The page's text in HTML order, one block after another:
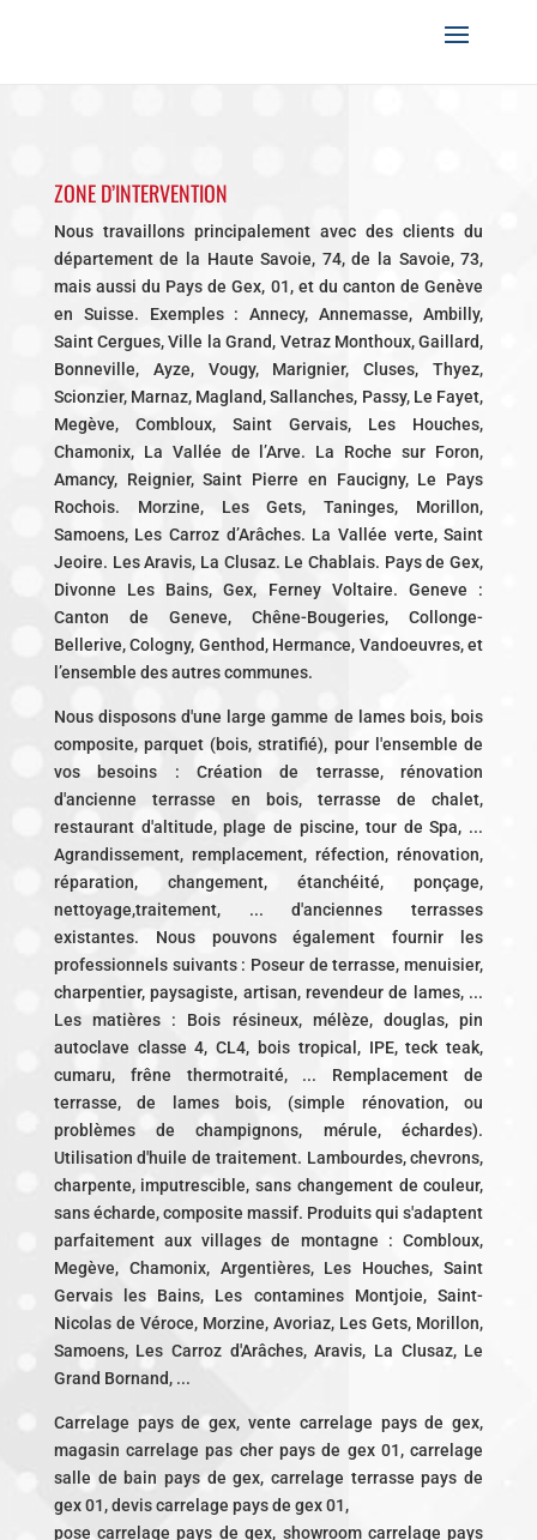
ZONE D’INTERVENTION
Nous travaillons principalement avec des clients du
département de la Haute Savoie, 74, de la Savoie, 73,
mais aussi du Pays de Gex, 01, et du canton de Genève
en Suisse. Exemples : Annecy, Annemasse, Ambilly,
Saint Cergues, Ville la Grand, Vetraz Monthoux, Gaillard,
Bonneville, Ayze, Vougy, Marignier, Cluses, Thyez,
Scionzier, Marnaz, Magland, Sallanches, Passy, Le Fayet,
Megève, Combloux, Saint Gervais, Les Houches,
Chamonix, La Vallée de l’Arve. La Roche sur Foron,
Amancy, Reignier, Saint Pierre en Faucigny, Le Pays
Rochois. Morzine, Les Gets, Taninges, Morillon,
Samoens, Les Carroz d’Arâches. La Vallée verte, Saint
Jeoire. Les Aravis, La Clusaz. Le Chablais. Pays de Gex,
Divonne Les Bains, Gex, Ferney Voltaire. Geneve :
Canton de Geneve, Chêne-Bougeries, Collonge-
Bellerive, Cologny, Genthod, Hermance, Vandoeuvres, et
l’ensemble des autres communes.
Nous disposons d'une large gamme de lames bois, bois
composite, parquet (bois, stratifié), pour l'ensemble de
vos besoins : Création de terrasse, rénovation
d'ancienne terrasse en bois, terrasse de chalet,
restaurant d'altitude, plage de piscine, tour de Spa, ...
Agrandissement, remplacement, réfection, rénovation,
réparation, changement, étanchéité, ponçage,
nettoyage,traitement, ... d'anciennes terrasses
existantes. Nous pouvons également fournir les
professionnels suivants : Poseur de terrasse, menuisier,
charpentier, paysagiste, artisan, revendeur de lames, ...
Les matières : Bois résineux, mélèze, douglas, pin
autoclave classe 4, CL4, bois tropical, IPE, teck teak,
cumaru, frêne thermotraité, ... Remplacement de
terrasse, de lames bois, (simple rénovation, ou
problèmes de champignons, mérule, échardes).
Utilisation d'huile de traitement. Lambourdes, chevrons,
charpente, imputrescible, sans changement de couleur,
sans écharde, composite massif. Produits qui s'adaptent
parfaitement aux villages de montagne : Combloux,
Megève, Chamonix, Argentières, Les Houches, Saint
Gervais les Bains, Les contamines Montjoie, Saint-
Nicolas de Véroce, Morzine, Avoriaz, Les Gets, Morillon,
Samoens, Les Carroz d'Arâches, Aravis, La Clusaz, Le
Grand Bornand, ...
Carrelage pays de gex, vente carrelage pays de gex,
magasin carrelage pas cher pays de gex 01, carrelage
salle de bain pays de gex, carrelage terrasse pays de
gex 01, devis carrelage pays de gex 01,
pose carrelage pays de gex, showroom carrelage pays